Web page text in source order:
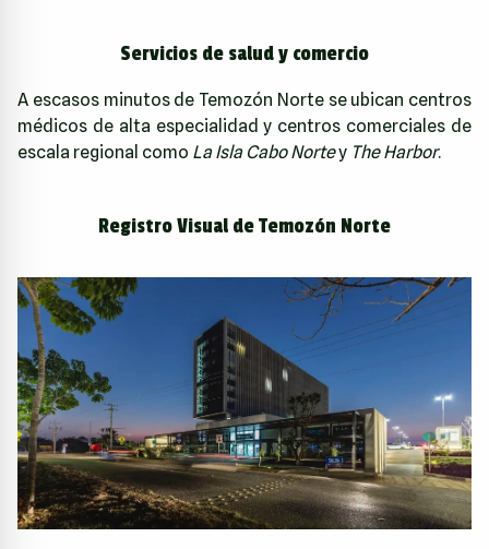
Servicios de salud y comercio
A escasos minutos de Temozón Norte se ubican centros
médicos de alta especialidad y centros comerciales de
escala regional como La Isla Cabo Nortey The Harbor.
Registro Visual de Temozón Norte